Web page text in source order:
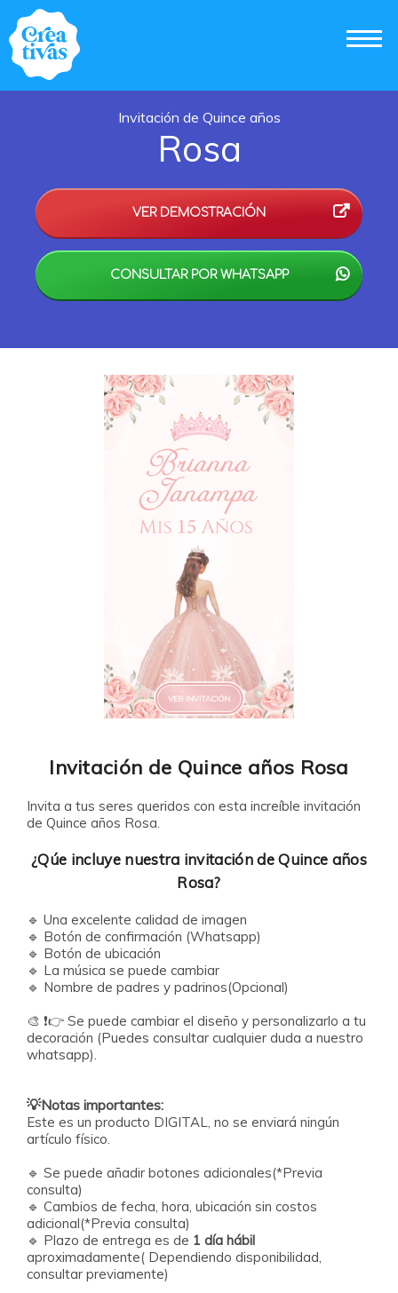
Invitación de Quince años
Rosa
VER DEMOSTRACIÓN
CONSULTAR POR WHATSAPP
Invitación de Quince años Rosa
Invita a tus seres queridos con esta increíble invitación
de Quince años Rosa.
¿Qúe incluye nuestra invitación de Quince años
Rosa?
🔹 Una excelente calidad de imagen
🔹 Botón de confirmación (Whatsapp)
🔹 Botón de ubicación
🔹 La música se puede cambiar
🔹 Nombre de padres y padrinos(Opcional)
🎨 ❗️👉 Se puede cambiar el diseño y personalizarlo a tu
decoración (Puedes consultar cualquier duda a nuestro
💡Notas importantes:
Este es un producto DIGITAL, no se enviará ningún
artículo físico.
🔹 Se puede añadir botones adicionales(*Previa
consulta)
🔹 Cambios de fecha, hora, ubicación sin costos
adicional(*Previa consulta)
🔹 Plazo de entrega es de 1 día hábil
aproximadamente( Dependiendo disponibilidad,
consultar previamente)